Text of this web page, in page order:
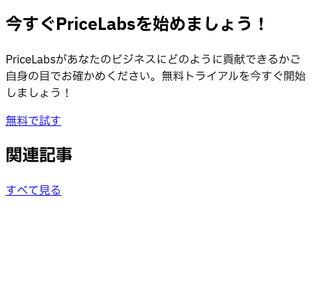
今すぐPriceLabsを始めましょう！
PriceLabsがあなたのビジネスにどのように貢献できるかご
自身の目でお確かめください。無料トライアルを今すぐ開始
しましょう！
無料で試す
関連記事
すべて見る